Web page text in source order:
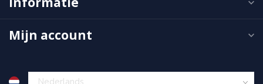
Mijn account